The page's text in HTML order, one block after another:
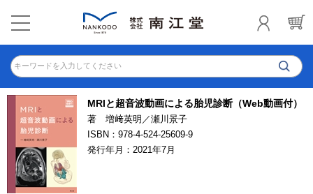
キーワードを入力してください
MRIと超音波動画による胎児診断（Web動画付）
著 増﨑英明／瀬川景子
ISBN：978-4-524-25609-9
発行年月：2021年7月